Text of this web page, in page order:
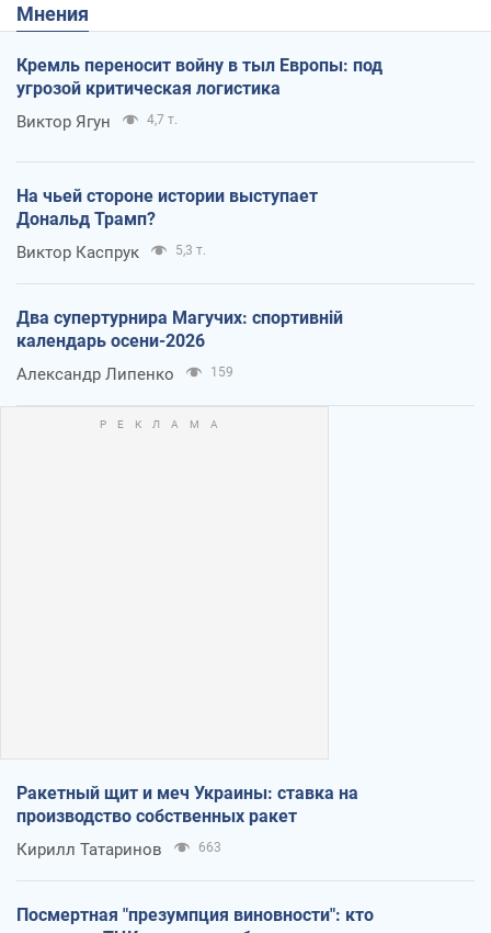
Мнения
Кремль переносит войну в тыл Европы: под
угрозой критическая логистика
Виктор Ягун 4,7 т.
На чьей стороне истории выступает
Дональд Трамп?
Виктор Каспрук 5,3 т.
Два супертурнира Магучих: спортивній
календарь осени-2026
Александр Липенко 159
Ракетный щит и меч Украины: ставка на
производство собственных ракет
Кирилл Татаринов 663
Посмертная "презумпция виновности": кто